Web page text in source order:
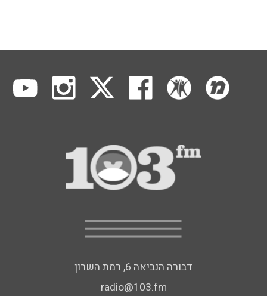
דבורה הנביאה 6, רמת השרון
radio@103.fm